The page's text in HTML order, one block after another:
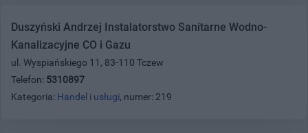
Duszyński Andrzej Instalatorstwo Sanitarne Wodno-
Kanalizacyjne CO i Gazu
ul. Wyspiańskiego 11, 83-110 Tczew
Telefon: 5310897
Kategoria: Handel i usługi, numer: 219